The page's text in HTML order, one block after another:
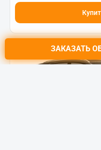
ЗАКАЗАТЬ